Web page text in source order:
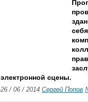
электронной сцены.
26 / 06 / 2014 Сергей Попов